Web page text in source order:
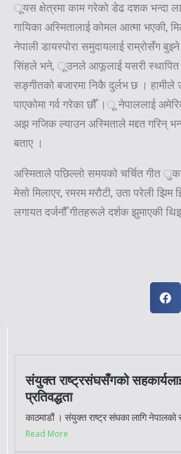
ूयस क्षेत्रमा काम गरेको डेढ दशक भन्दा
गायिका अस्मितालाई कोमल आत्मा भएकी,
नेपाली डायस्पोरा समुदायलाई राम्रोसँग
सिंहले भने, ूउनले आफूलाई यसरी स्थापित
सङ्गीतको बजारमा निकै दुर्लभ छ । हामीले
पाएकोमा गर्व गरेका छौँ ।ू नेपाललाई
अझ नजिक ल्याउन अस्मिताले मद्दत गरिन्
बताए ।
अस्मिताले पछिल्लो समयको चर्चित गीत
मेसो मिलाएर, रमरम मरौटी, उता परेली
लगायत दर्जनौँ गीतहरूले दर्शक झुमाएकी
संयुक्त राष्ट्रसंघसँगको
प्रतिवद्धता
काठमाडौं । संयुक्त राष्ट्र संघका लागि नेपालको
Read More